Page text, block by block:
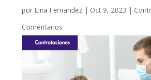
por Lina Fernandez| Oct 9, 2023 |
Comentarios